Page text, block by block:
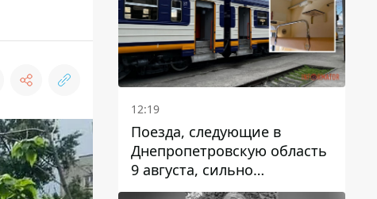
12:19
Поезда, следующие в
Днепропетровскую область
9 августа, сильно
задерживаются